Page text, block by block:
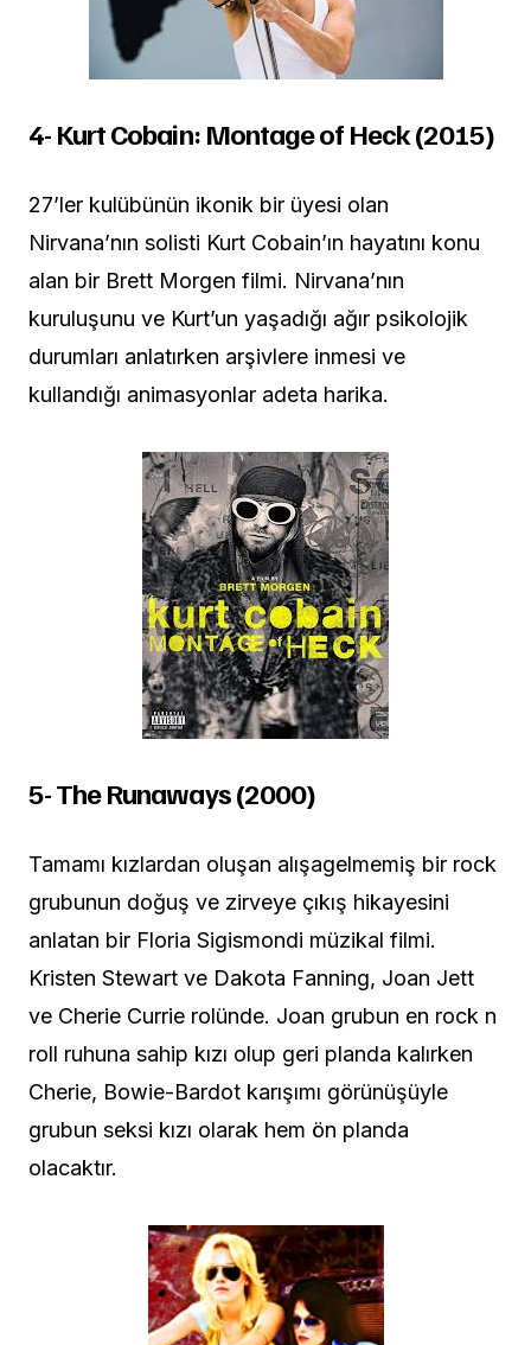
4- Kurt Cobain: Montage of Heck (2015)
27’ler kulübünün ikonik bir üyesi olan
Nirvana’nın solisti Kurt Cobain’ın hayatını konu
alan bir Brett Morgen filmi. Nirvana’nın
kuruluşunu ve Kurt’un yaşadığı ağır psikolojik
durumları anlatırken arşivlere inmesi ve
kullandığı animasyonlar adeta harika.
5- The Runaways (2000)
Tamamı kızlardan oluşan alışagelmemiş bir rock
grubunun doğuş ve zirveye çıkış hikayesini
anlatan bir Floria Sigismondi müzikal filmi.
Kristen Stewart ve Dakota Fanning, Joan Jett
ve Cherie Currie rolünde. Joan grubun en rock n
roll ruhuna sahip kızı olup geri planda kalırken
Cherie, Bowie-Bardot karışımı görünüşüyle
grubun seksi kızı olarak hem ön planda
olacaktır.